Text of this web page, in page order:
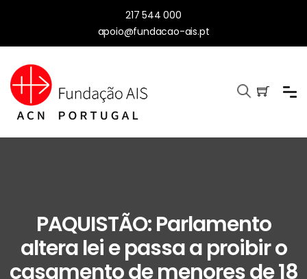
217 544 000
apoio@fundacao-ais.pt
PAQUISTÃO: Parlamento
altera lei e passa a proibir o
casamento de menores de 18